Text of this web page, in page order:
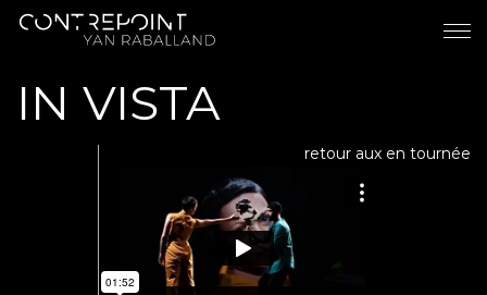
IN VISTA
retour aux en tournée